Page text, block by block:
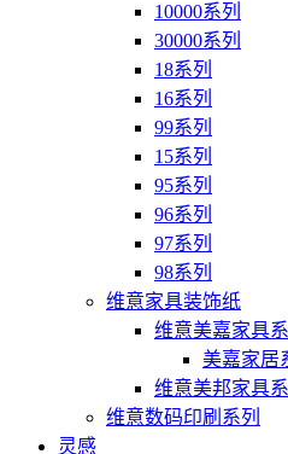
10000系列
30000系列
18系列
16系列
99系列
15系列
95系列
96系列
97系列
98系列
维意家具装饰纸
维意美嘉家具
美嘉家居
维意美邦家具
维意数码印刷系列
灵感